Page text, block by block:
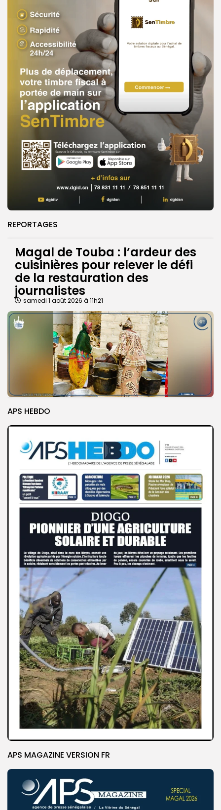
REPORTAGES
Magal de Touba : l’ardeur des
cuisinières pour relever le défi
de la restauration des
journalistes
samedi 1 août 2026 à 11h21
APS HEBDO
APS MAGAZINE VERSION FR